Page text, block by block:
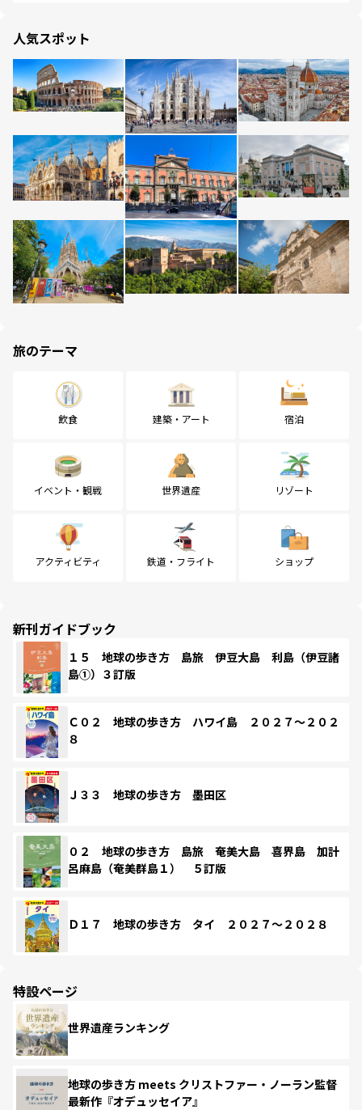
人気スポット
旅のテーマ
飲食 建築・アート 宿泊
イベント・観戦 世界遺産 リゾート
アクティビティ 鉄道・フライト ショップ
新刊ガイドブック
１５ 地球の歩き方 島旅 伊豆大島 利島（伊豆諸
島①）３訂版
Ｃ０２ 地球の歩き方 ハワイ島 ２０２７～２０２
８
Ｊ３３ 地球の歩き方 墨田区
０２ 地球の歩き方 島旅 奄美大島 喜界島 加計
呂麻島（奄美群島１） ５訂版
Ｄ１７ 地球の歩き方 タイ ２０２７～２０２８
特設ページ
世界遺産ランキング
地球の歩き方 meets クリストファー・ノーラン監督
最新作『オデュッセイア』